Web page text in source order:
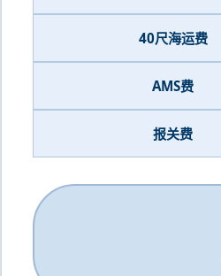
40尺海运费
AMS费
报关费